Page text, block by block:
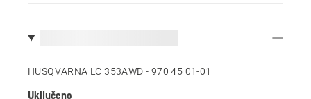
HUSQVARNA LC 353AWD - 970 45 01‑01
Uključeno